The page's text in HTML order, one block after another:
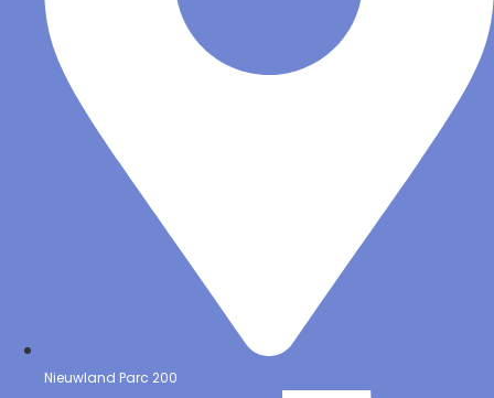
Nieuwland Parc 200